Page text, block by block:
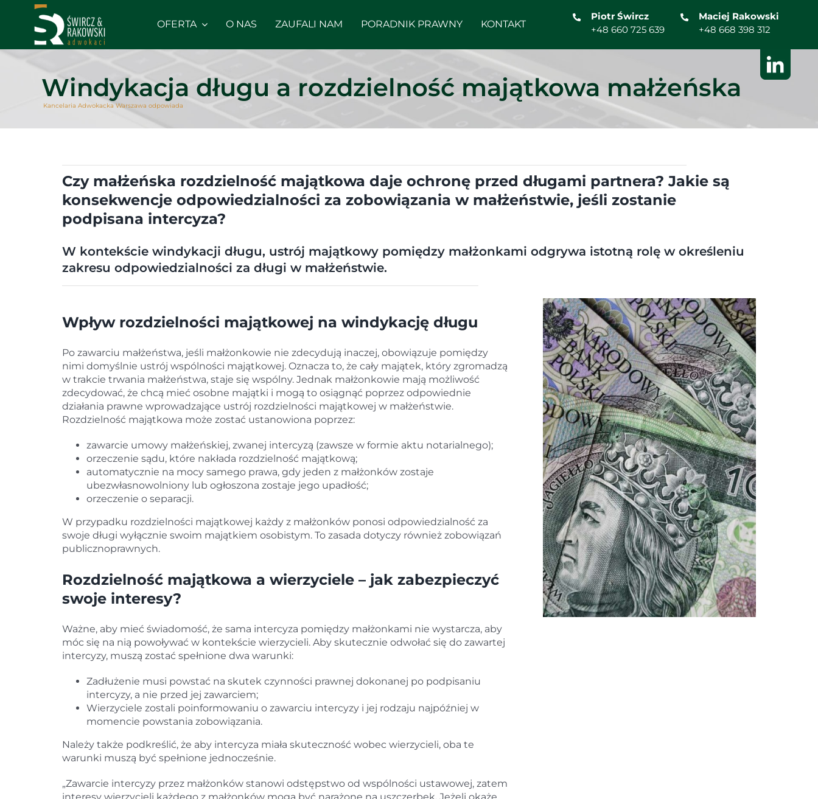
content
OFERTA O NAS ZAUFALI NAM PORADNIK PRAWNY KONTAKT
Piotr Śwircz
+48 660 725 639
Maciej Rakowski
+48 668 398 312
Windykacja długu a rozdzielność majątkowa małżeńska
Kancelaria Adwokacka Warszawa odpowiada
Czy małżeńska rozdzielność majątkowa daje ochronę przed długami partnera? Jakie są
konsekwencje odpowiedzialności za zobowiązania w małżeństwie, jeśli zostanie
podpisana intercyza?
W kontekście windykacji długu, ustrój majątkowy pomiędzy małżonkami odgrywa istotną rolę w określeniu
zakresu odpowiedzialności za długi w małżeństwie.
Wpływ rozdzielności majątkowej na windykację długu
Po zawarciu małżeństwa, jeśli małżonkowie nie zdecydują inaczej, obowiązuje pomiędzy
nimi domyślnie ustrój wspólności majątkowej. Oznacza to, że cały majątek, który zgromadzą
w trakcie trwania małżeństwa, staje się wspólny. Jednak małżonkowie mają możliwość
zdecydować, że chcą mieć osobne majątki i mogą to osiągnąć poprzez odpowiednie
działania prawne wprowadzające ustrój rozdzielności majątkowej w małżeństwie.
Rozdzielność majątkowa może zostać ustanowiona poprzez:
zawarcie umowy małżeńskiej, zwanej intercyzą (zawsze w formie aktu notarialnego);
orzeczenie sądu, które nakłada rozdzielność majątkową;
automatycznie na mocy samego prawa, gdy jeden z małżonków zostaje
ubezwłasnowolniony lub ogłoszona zostaje jego upadłość;
orzeczenie o separacji.
W przypadku rozdzielności majątkowej każdy z małżonków ponosi odpowiedzialność za
swoje długi wyłącznie swoim majątkiem osobistym. To zasada dotyczy również zobowiązań
publicznoprawnych.
Rozdzielność majątkowa a wierzyciele – jak zabezpieczyć
swoje interesy?
Ważne, aby mieć świadomość, że sama intercyza pomiędzy małżonkami nie wystarcza, aby
móc się na nią powoływać w kontekście wierzycieli. Aby skutecznie odwołać się do zawartej
intercyzy, muszą zostać spełnione dwa warunki:
Zadłużenie musi powstać na skutek czynności prawnej dokonanej po podpisaniu
intercyzy, a nie przed jej zawarciem;
Wierzyciele zostali poinformowaniu o zawarciu intercyzy i jej rodzaju najpóźniej w
momencie powstania zobowiązania.
Należy także podkreślić, że aby intercyza miała skuteczność wobec wierzycieli, oba te
warunki muszą być spełnione jednocześnie.
„Zawarcie intercyzy przez małżonków stanowi odstępstwo od wspólności ustawowej, zatem